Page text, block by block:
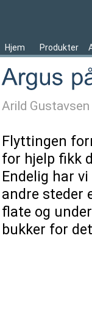
Hjem Produkter
Arild
Flyttingen
for hjelp fikk
Endelig har
andre steder
flate og
bukker for